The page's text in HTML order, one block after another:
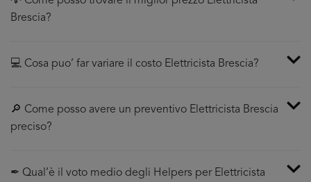
Brescia?
💻 Cosa puo’ far variare il costo Elettricista Brescia?
🔎 Come posso avere un preventivo Elettricista Brescia
preciso?
✒ Qual’è il voto medio degli Helpers per Elettricista